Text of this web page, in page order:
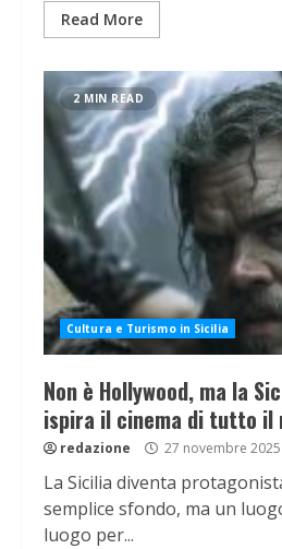
Read More
2 MIN READ
Cultura e Turismo in Sicilia
Non è Hollywood, ma la
ispira il cinema di tutto il
redazione 27 novembre 2025
La Sicilia diventa
semplice sfondo, ma un
luogo per...